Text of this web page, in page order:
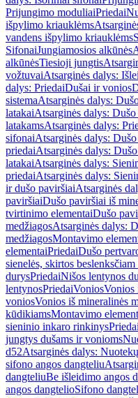
Prijungimo moduliaiPriedai
išpylimo kriauklėms
vandens išpylimo kriauklėms
SifonaiJungiamosios alkūnės
alkūnėsTiesioji jungtis
vožtuvaiAtsarginės dalys:
dalys: PriedaiDušai ir vonios
sistemaAtsarginės dalys:
latakaiAtsarginės dalys: Dušo
latakamsAtsarginės dalys:
sifonaiAtsarginės dalys:
priedaiAtsarginės dalys:
latakaiAtsarginės dalys:
priedaiAtsarginės dalys:
ir dušo paviršiaiAtsarginės
paviršiaiDušo paviršiai iš
tvirtinimo elementaiDušo
medžiagosAtsarginės dalys:
medžiagosMontavimo
elementaiPriedaiDušo
sienelės, skirtos beslenksčiam
durysPriedaiNišos lentynos
lentynosPriedaiVoniosVonios
voniosVonios iš mineralinės
kūdikiamsMontavimo
sieninio inkaro rinkinysPriedai
jungtys dušams ir vonioms
d52Atsarginės dalys:
sifono angos dangteliu
dangteliuBe išleidimo angos
angos dangtelioSifono